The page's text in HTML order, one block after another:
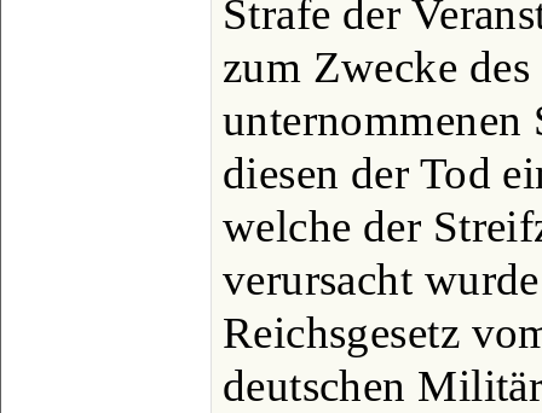
Strafe der
zum Zwecke
unternommenen
diesen der Tod
welche der
verursacht
Reichsgesetz
deutschen